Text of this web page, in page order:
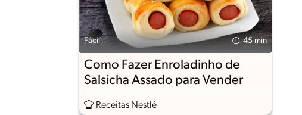
Fácil 45 min
Como Fazer Enroladinho de
Salsicha Assado para Vender
Receitas Nestlé